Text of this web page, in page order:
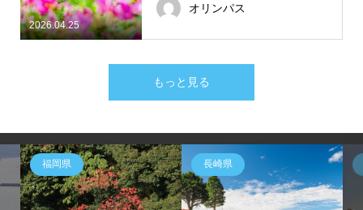
2026.04.25
オリンパス
もっと見る
福岡県 長崎県